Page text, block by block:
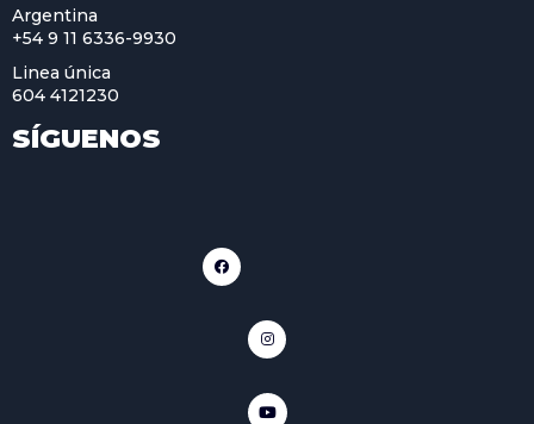
Argentina
+54 9 11 6336-9930
Linea única
604 4121230
SÍGUENOS